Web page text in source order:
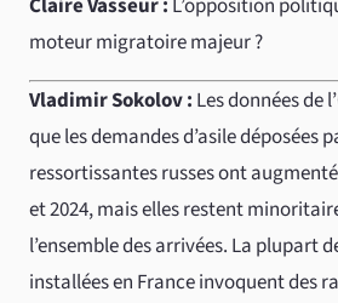
Claire Vasseur : L’opposition
moteur migratoire majeur ?
Vladimir Sokolov : Les données de
que les demandes d’asile déposées
ressortissantes russes ont
et 2024, mais elles restent
l’ensemble des arrivées. La plupart
installées en France invoquent des